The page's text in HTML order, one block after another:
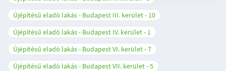
Újépítésű eladó lakás - Budapest III. kerület
10
Újépítésű eladó lakás - Budapest IV. kerület
1
Újépítésű eladó lakás - Budapest VI. kerület 7
Újépítésű eladó lakás - Budapest VII. kerület 5